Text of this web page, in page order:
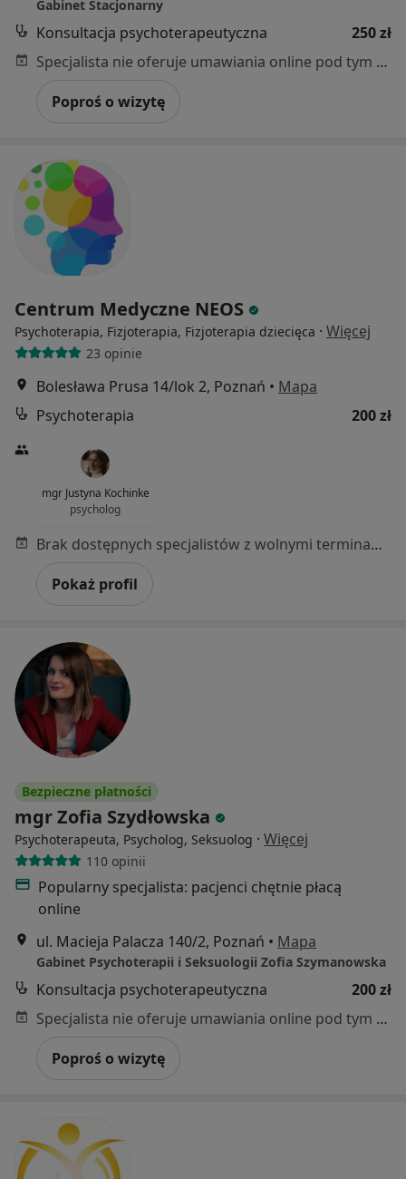
Gabinet Stacjonarny
Konsultacja psychoterapeutyczna
250 zł
Specjalista nie oferuje umawiania online pod tym adresem.
Poproś o wizytę
Centrum Medyczne NEOS
Psychoterapia, Fizjoterapia, Fizjoterapia dziecięca · Więcej
23 opinie
Bolesława Prusa 14/lok 2, Poznań • Mapa
Psychoterapia
200 zł
mgr Justyna Kochinke
psycholog
Brak dostępnych specjalistów z wolnymi terminami w tym centrum medycznym.
Pokaż profil
Bezpieczne płatności
mgr Zofia Szydłowska
Psychoterapeuta, Psycholog, Seksuolog · Więcej
110 opinii
Popularny specjalista: pacjenci chętnie płacą
online
ul. Macieja Palacza 140/2, Poznań • Mapa
Gabinet Psychoterapii i Seksuologii Zofia Szymanowska
Konsultacja psychoterapeutyczna
200 zł
Specjalista nie oferuje umawiania online pod tym adresem.
Poproś o wizytę